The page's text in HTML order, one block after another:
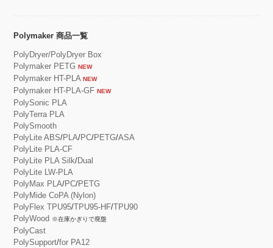
Polymaker 商品一覧
PolyDryer/PolyDryer Box
Polymaker PETG NEW
Polymaker HT-PLA NEW
Polymaker HT-PLA-GF NEW
PolySonic PLA
PolyTerra PLA
PolySmooth
PolyLite ABS/PLA/PC/PETG/ASA
PolyLite PLA-CF
PolyLite PLA Silk/Dual
PolyLite LW-PLA
PolyMax PLA/PC/PETG
PolyMide CoPA (Nylon)
PolyFlex TPU95/TPU95-HF/TPU90
PolyWood ※在庫かぎりで廃盤
PolyCast
PolySupport/for PA12